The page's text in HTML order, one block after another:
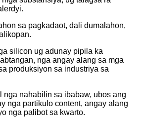
sa pagkadaot, dali dumalahon,
silicon ug adunay pipila ka
nga angay alang sa mga
produksiyon sa industriya sa
nga nahabilin sa ibabaw, ubos ang
nga partikulo content, angay alang
nga palibot sa kwarto.